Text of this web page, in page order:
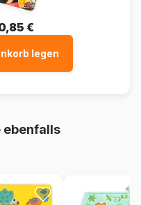
€
legen
ebenfalls